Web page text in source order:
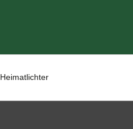
Heimatlichter